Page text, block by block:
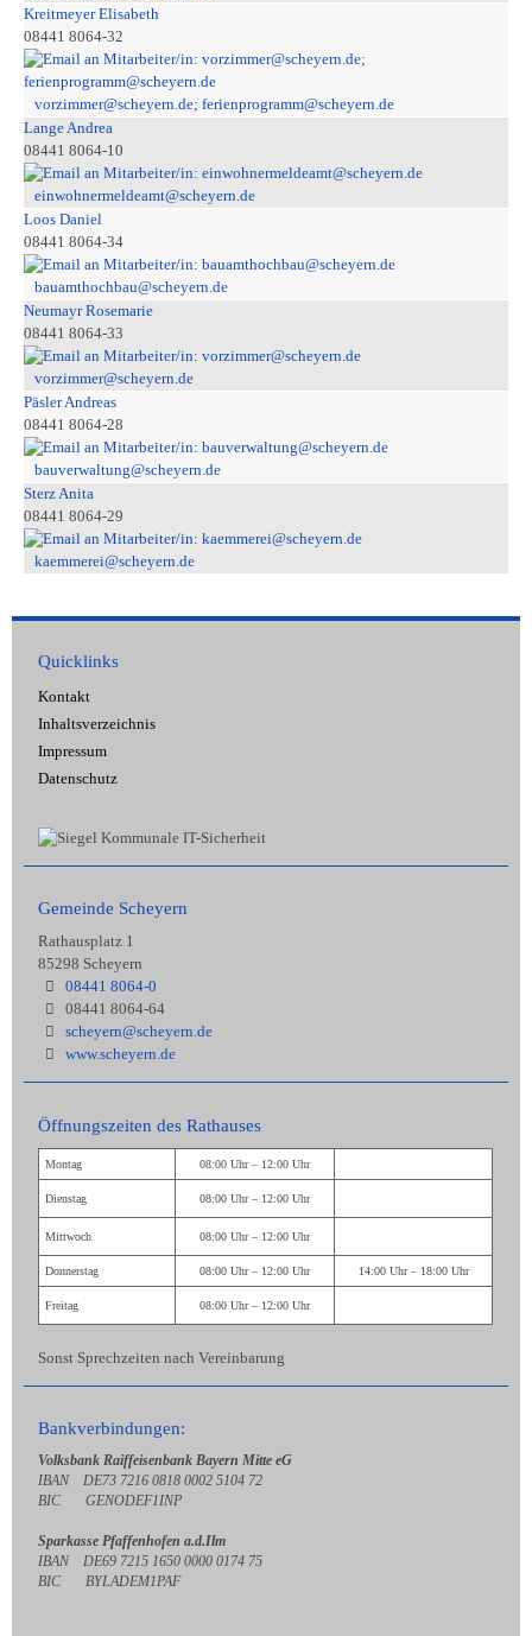
Kreitmeyer Elisabeth
08441 8064-32
vorzimmer@scheyern.de; ferienprogramm@scheyern.de
Lange Andrea
08441 8064-10
einwohnermeldeamt@scheyern.de
Loos Daniel
08441 8064-34
bauamthochbau@scheyern.de
Neumayr Rosemarie
08441 8064-33
vorzimmer@scheyern.de
Päsler Andreas
08441 8064-28
bauverwaltung@scheyern.de
Sterz Anita
08441 8064-29
kaemmerei@scheyern.de
Quicklinks
Kontakt
Inhaltsverzeichnis
Impressum
Datenschutz
Gemeinde Scheyern
Rathausplatz 1
85298 Scheyern
08441 8064-0
08441 8064-64
scheyern@scheyern.de
www.scheyern.de
Öffnungszeiten des Rathauses
Montag 08:00 Uhr – 12:00 Uhr
Dienstag 08:00 Uhr – 12:00 Uhr
Mittwoch 08:00 Uhr – 12:00 Uhr
Donnerstag 08:00 Uhr – 12:00 Uhr 14:00 Uhr – 18:00 Uhr
Freitag 08:00 Uhr – 12:00 Uhr
Sonst Sprechzeiten nach Vereinbarung
Bankverbindungen:
Volksbank Raiffeisenbank Bayern Mitte eG
IBAN DE73 7216 0818 0002 5104 72
BIC GENODEF1INP
Sparkasse Pfaffenhofen a.d.Ilm
IBAN DE69 7215 1650 0000 0174 75
BIC BYLADEM1PAF